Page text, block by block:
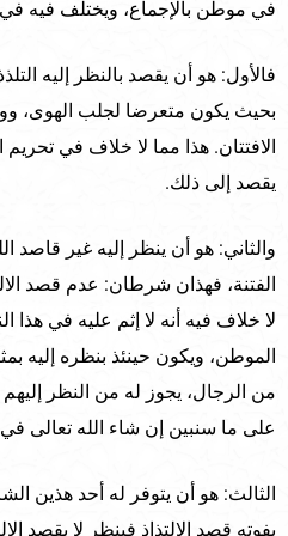
في موطن بالإجماع، ويختلف فيه
فالأول: هو أن يقصد بالنظر إليه
بحيث يكون متعرضا لجلب الهوى،
الافتتان. هذا مما لا خلاف في تحريم
يقصد إلى ذلك.
والثاني: هو أن ينظر إليه غير قاصد
الفتنة، فهذان شرطان: عدم قصد
لا خلاف فيه أنه لا إثم عليه في هذا
الموطن، ويكون حينئذ بنظره إليه
من الرجال، يجوز له من النظر
على ما سنبين إن شاء الله تعالى
الثالث: هو أن يتوفر له أحد هذين
يفوته قصد الالتذاذ فينظر لا بقصد